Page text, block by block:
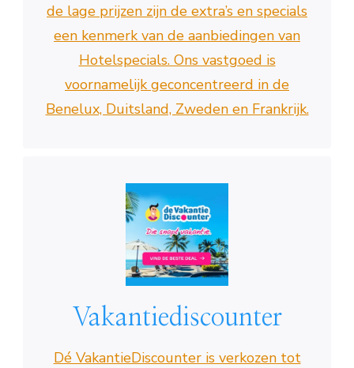
de lage prijzen zijn de extra’s en specials
een kenmerk van de aanbiedingen van
Hotelspecials. Ons vastgoed is
voornamelijk geconcentreerd in de
Benelux, Duitsland, Zweden en Frankrijk.
Vakantiediscounter
Dé VakantieDiscounter is verkozen tot